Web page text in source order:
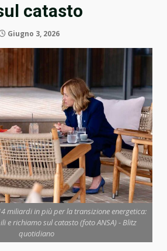
catasto
Giugno 3, 2026
miliardi in più per la transizione energetica:
e richiamo sul catasto (foto ANSA) - Blitz
quotidiano